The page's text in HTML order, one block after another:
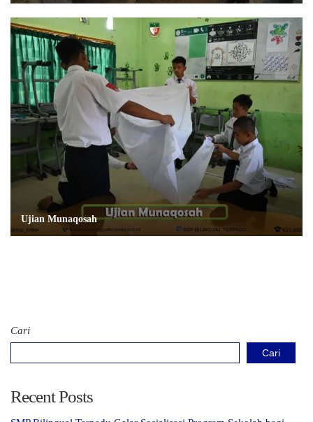
Ujian Munaqosah
Cari
Cari
Recent Posts